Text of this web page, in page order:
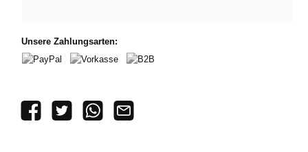
Unsere Zahlungsarten: